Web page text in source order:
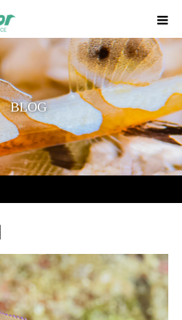
BLOG